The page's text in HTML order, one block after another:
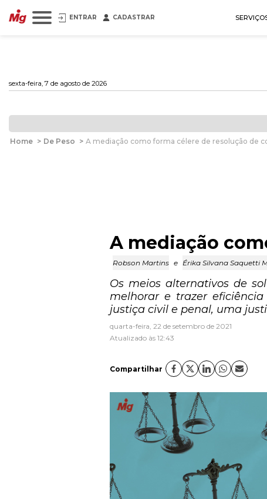
ENTRAR CADASTRAR
sexta-feira, 7 de agosto de 2026
Home > De Peso > A mediação como forma célere de resolução de
A mediação
Robson Martins e Érika Silvana Saquetti
Os meios alternativos de
melhorar e trazer
justiça civil e penal, uma
quarta-feira, 22 de setembro de 2021
Atualizado às 12:43
Compartilhar